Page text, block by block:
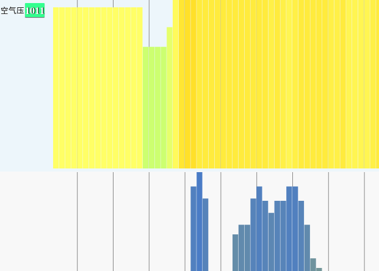
空气压力1011